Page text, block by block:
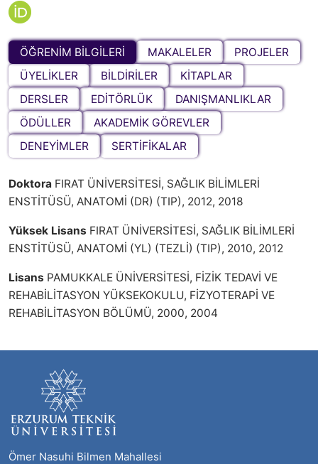
ÖĞRENİM BİLGİLERİ MAKALELER
PROJELER
ÜYELİKLER
BİLDİRİLER
KİTAPLAR
DERSLER
EDİTÖRLÜK
DANIŞMANLIKLAR
ÖDÜLLER
AKADEMİK GÖREVLER
DENEYİMLER
SERTİFİKALAR
Doktora FIRAT ÜNİVERSİTESİ, SAĞLIK BİLİMLERİ
ENSTİTÜSÜ, ANATOMİ (DR) (TIP), 2012, 2018
Yüksek Lisans FIRAT ÜNİVERSİTESİ, SAĞLIK BİLİMLERİ
ENSTİTÜSÜ, ANATOMİ (YL) (TEZLİ) (TIP), 2010, 2012
Lisans PAMUKKALE ÜNİVERSİTESİ, FİZİK TEDAVİ VE
REHABİLİTASYON YÜKSEKOKULU, FİZYOTERAPİ VE
REHABİLİTASYON BÖLÜMÜ, 2000, 2004
Ömer Nasuhi Bilmen Mahallesi